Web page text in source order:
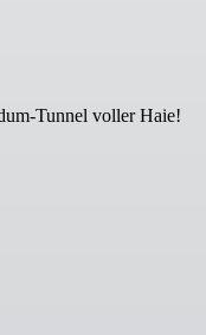
Tunnel voller Haie!